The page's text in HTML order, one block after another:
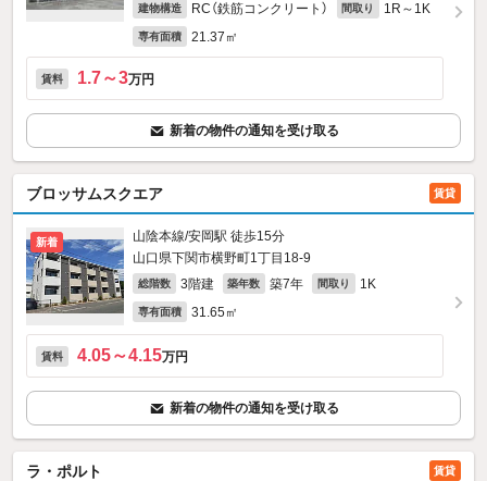
建物構造 RC（鉄筋コンクリート） 間取り 1R～1K
専有面積 21.37㎡
賃料 1.7～3万円
新着の物件の通知を受け取る
ブロッサムスクエア 賃貸
新着
山陰本線/安岡駅 徒歩15分
山口県下関市横野町1丁目18-9
総階数 3階建 築年数 築7年 間取り 1K
専有面積 31.65㎡
賃料 4.05～4.15万円
新着の物件の通知を受け取る
ラ・ポルト 賃貸